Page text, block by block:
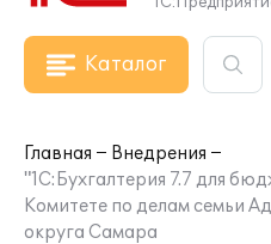
Каталог
Главная
Внедрения
"1С:Бухгалтерия 7.7 для
Комитете по делам семьи
округа Самара